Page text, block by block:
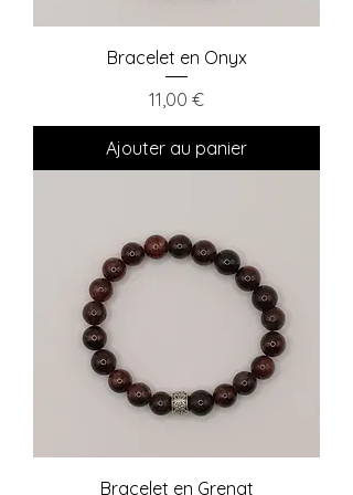
Bracelet en Onyx
Prix
11,00 €
Ajouter au panier
Bracelet en Grenat